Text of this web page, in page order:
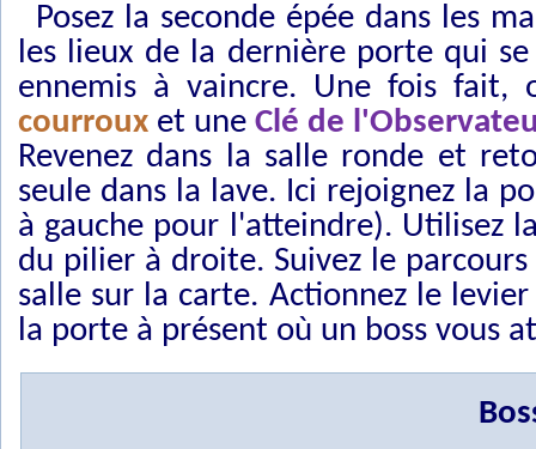
Posez la seconde épée dans les
les lieux de la dernière porte qui
ennemis à vaincre. Une fois
courroux et une Clé de
Revenez dans la salle ronde et
seule dans la lave. Ici rejoignez la
à gauche pour l'atteindre). Utilisez
du pilier à droite. Suivez le
salle sur la carte. Actionnez le
la porte à présent où un boss vous